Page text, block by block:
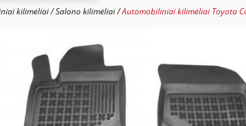
kilimėliai Salono kilimėliai Automobiliniai kilimėliai Toyota